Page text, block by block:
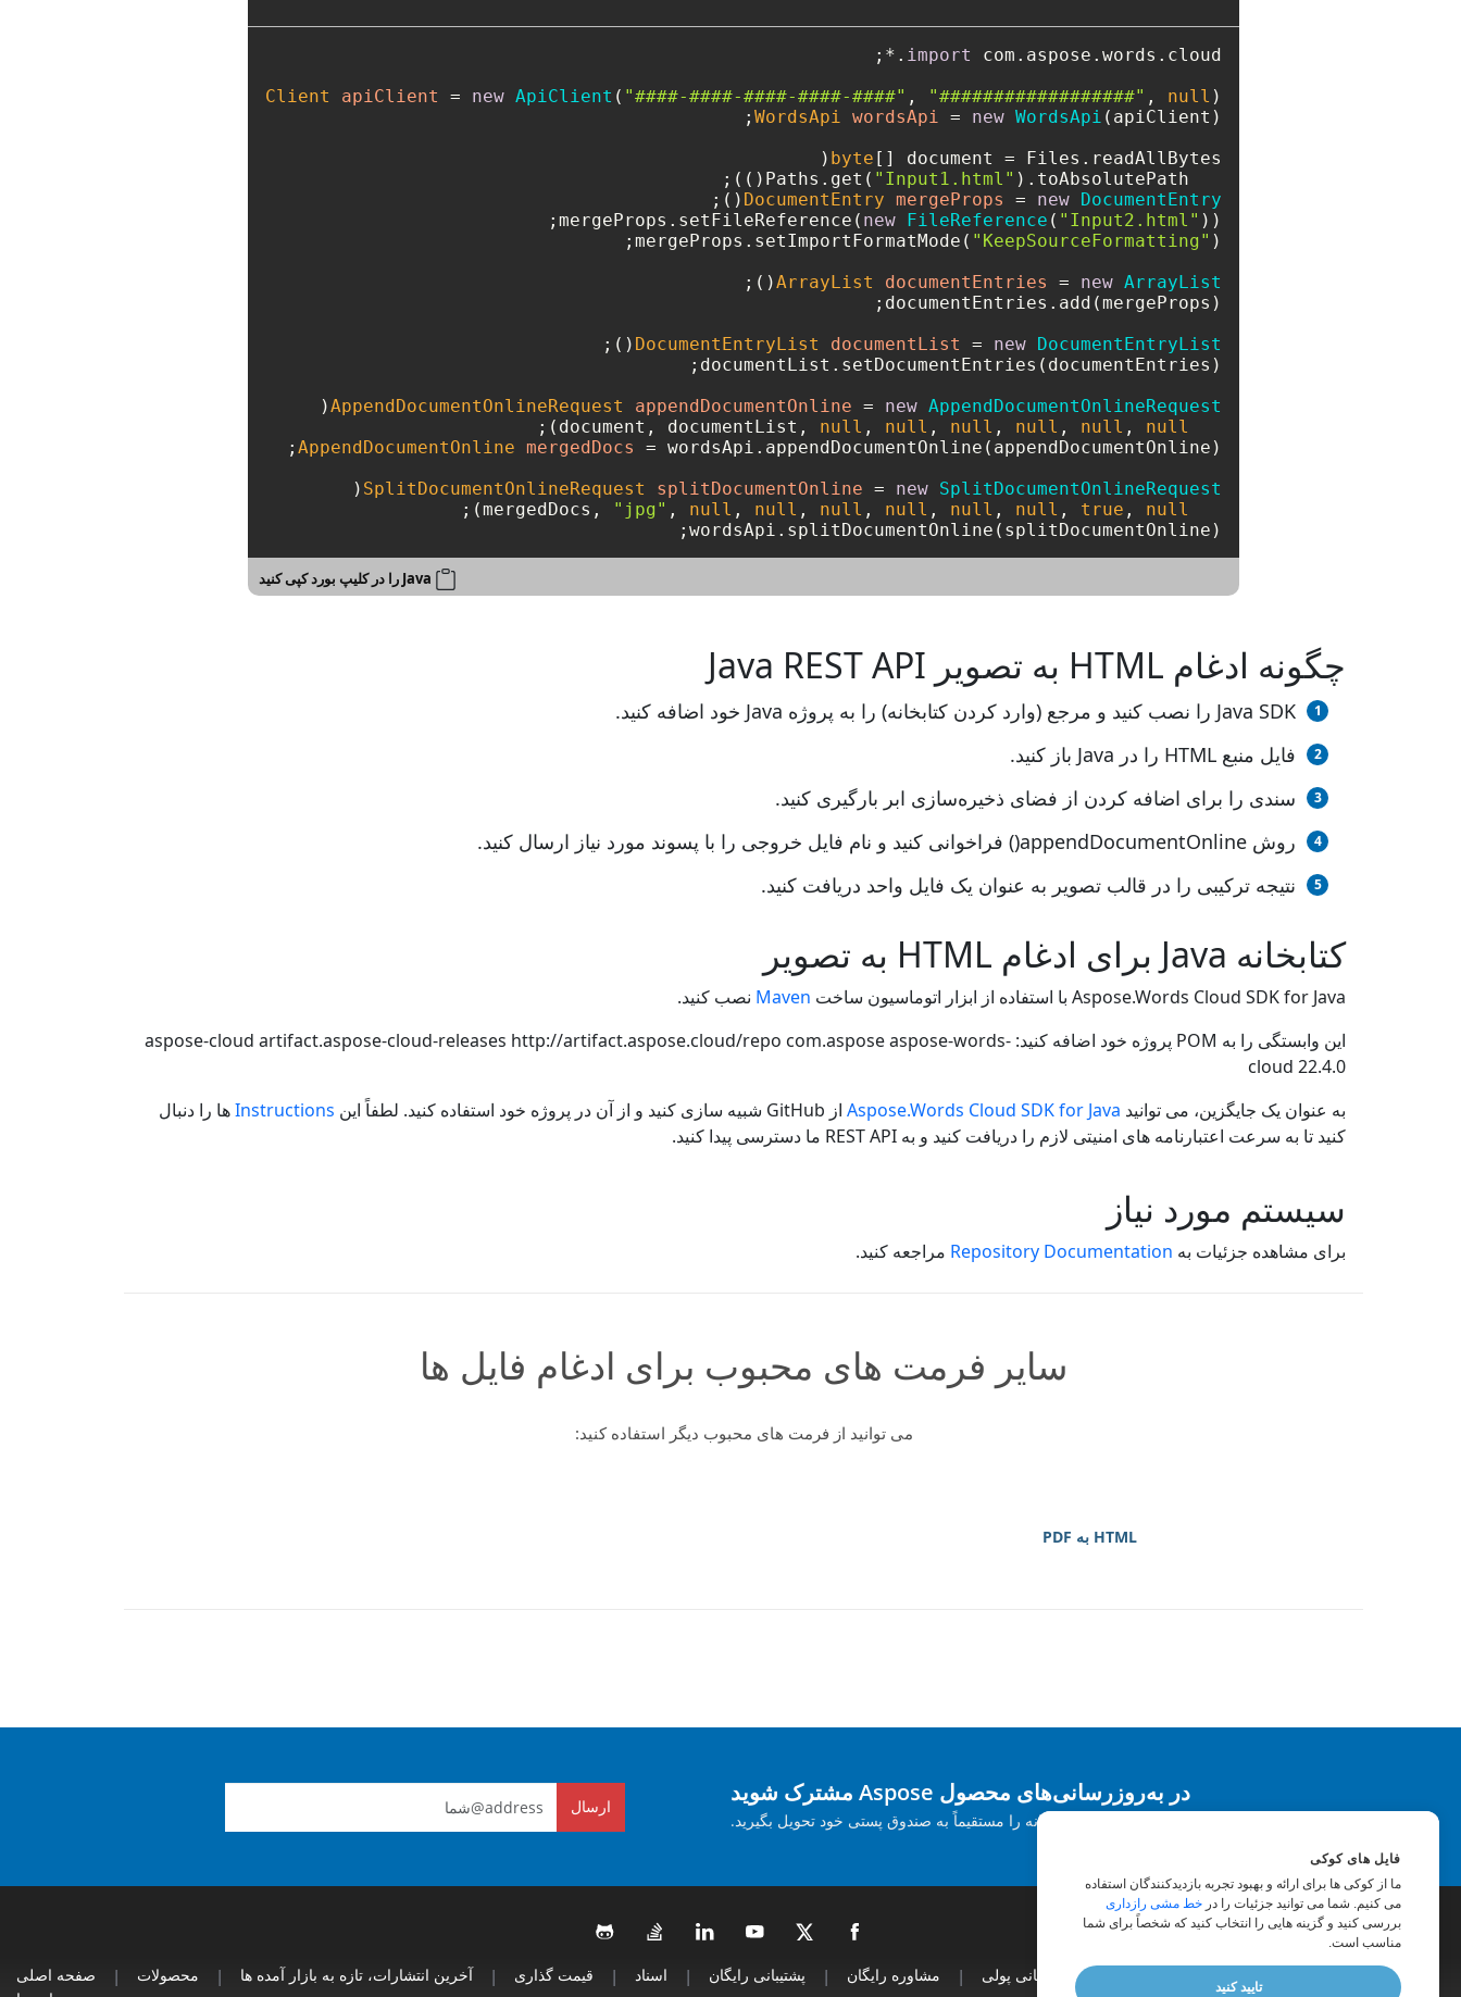
import
ApiClient
apiClient = new ApiClient ( "####-####-####-####-####" , "##################" , null );
WordsApi wordsApi = new WordsApi
byte
"Input1.html" ).toAbsolutePath());
DocumentEntry mergeProps = new DocumentEntry
mergeProps.setFileReference( new FileReference ( "Input2.html"
mergeProps.setImportFormatMode( "KeepSourceFormatting"
ArrayList
documentEntries = new ArrayList
DocumentEntryList
documentList = new DocumentEntryList
AppendDocumentOnlineRequest
appendDocumentOnline = new AppendDocumentOnlineRequest
null , null , null , null , null , null
);
AppendDocumentOnline mergedDocs =
SplitDocumentOnlineRequest
splitDocumentOnline = new SplitDocumentOnlineRequest
"jpg" , null , null , null , null , null , null , true , null
wordsApi.splitDocumentOnline(splitDocumentOnline);
Java را در کلیپ بورد کپی کنید
چگونه ادغام HTML به تصویر Java REST API
Java SDK را نصب کنید و مرجع (وارد کردن کتابخانه) را به پروژه Java خود اضافه کنید.
فایل منبع HTML را در Java باز کنید.
سندی را برای اضافه کردن از فضای ذخیره‌سازی ابر بارگیری کنید.
روش appendDocumentOnline() فراخوانی کنید و نام فایل خروجی را با پسوند مورد نیاز ارسال کنید.
نتیجه ترکیبی را در قالب تصویر به عنوان یک فایل واحد دریافت کنید.
کتابخانه Java برای ادغام HTML به تصویر
Aspose.Words Cloud SDK for Java با استفاده از ابزار اتوماسیون ساخت Maven نصب کنید.
این وابستگی را به POM پروژه خود اضافه کنید:
aspose-cloud artifact.aspose-cloud-releases http://artifact.aspose.cloud/repo com.asposeaspose-words-
cloud 22.4.0
به عنوان یک جایگزین، می توانید Aspose.Words Cloud SDK for Java از GitHub شبیه سازی کنید و از آن در پروژه خود استفاده کنید. لطفاً این Instructionsها را دنبال
کنید تا به سرعت اعتبارنامه های امنیتی لازم را دریافت کنید و به REST API ما دسترسی پیدا کنید.
سیستم مورد نیاز
برای مشاهده جزئیات به Repository Documentation مراجعه کنید.
سایر فرمت های محبوب برای ادغام فایل ها
می توانید از فرمت های محبوب دیگر استفاده کنید:
HTML به PDF
در به‌روزرسانی‌های محصول Aspose مشترک شوید
خبرنامه ها و پیشنهادات ماهانه را مستقیماً به صندوق پستی خود تحویل بگیرید.
ارسال
صفحه اصلی | محصولات | آخرین انتشارات، تازه به بازار آمده ها | قیمت گذاری | اسناد | پشتیبانی رایگان | مشاوره رایگان | پشتیبانی پولی |
فایل های کوکی
ما از کوکی ها برای ارائه و بهبود تجربه بازدیدکنندگان استفاده
می کنیم. شما می توانید جزئیات را در خط مشی رازداری
بررسی کنید و گزینه هایی را انتخاب کنید که شخصاً برای شما
مناسب است.
تایید کنید